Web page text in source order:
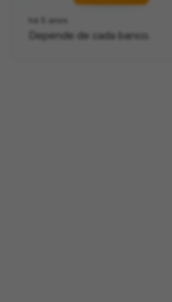
há 5 anos
Depende de cada banco.